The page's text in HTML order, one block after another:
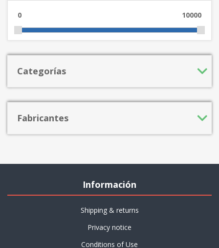
0 10000
Categorías
Fabricantes
Información
Shipping & returns
Privacy notice
Conditions of Use